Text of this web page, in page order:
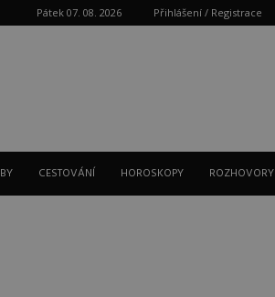
Pátek 07. 08. 2026 Přihlášení / Registrace
CESTOVÁNÍ HOROSKOPY ROZHOVORY